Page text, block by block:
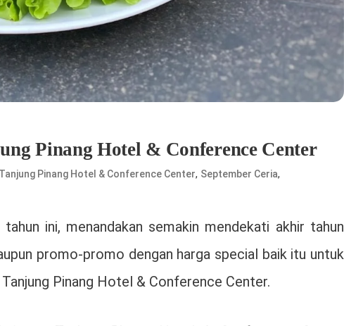
Pinang Hotel & Conference Center
Pinang Hotel & Conference Center, September Ceria,
ini, menandakan semakin mendekati akhir tahun
promo-promo dengan harga special baik itu untuk
Pinang Hotel & Conference Center.